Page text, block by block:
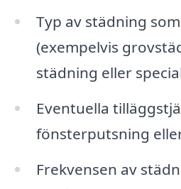
Typ av städning
(exempelvis
städning eller
Eventuella
fönsterputsning
Frekvensen av